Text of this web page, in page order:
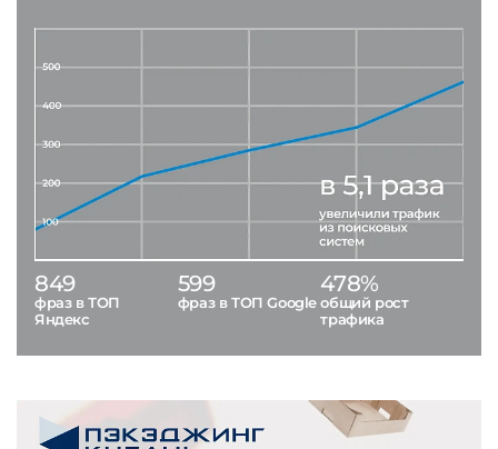
849
фраз в ТОП
Яндекс
599
фраз в ТОП Google
478%
общий рост
трафика